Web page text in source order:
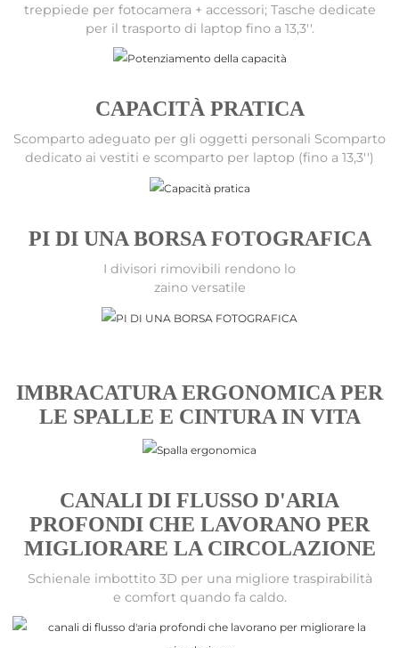
treppiede per fotocamera + accessori; Tasche dedicate
per il trasporto di laptop fino a 13,3''.
CAPACITÀ PRATICA
Scomparto adeguato per gli oggetti personali Scomparto
dedicato ai vestiti e scomparto per laptop (fino a 13,3'')
PI DI UNA BORSA FOTOGRAFICA
I divisori rimovibili rendono lo
zaino versatile
IMBRACATURA ERGONOMICA PER
LE SPALLE E CINTURA IN VITA
CANALI DI FLUSSO D'ARIA
PROFONDI CHE LAVORANO PER
MIGLIORARE LA CIRCOLAZIONE
Schienale imbottito 3D per una migliore traspirabilità
e comfort quando fa caldo.